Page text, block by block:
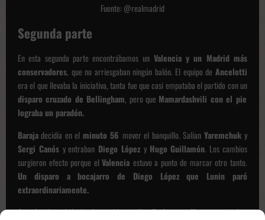
Fuente: @realmadrid
Segunda parte
En esta segunda parte encontrábamos unValencia y un Madrid más
conservadores, que no arriesgaban ningún balón. El equipo de Ancelotti
era el que llevaba la iniciativa, tanta fue que casi empataba el partido con un
disparo cruzado de Bellingham, pero que Mamardashvili con el pie
lograba un paradón.
Barajadecidía en el minuto 56 mover el banquillo. Salían Yaremchuky
Sergi Canós y entraban Diego López y Hugo Guillamón. Los cambios
surgieron efecto porque elValencia estuvo a punto de marcar otro tanto.
Un disparo a bocajarro de Diego López que Lunin paró
extraordinariamente.
Ancelottitambién hacía cambios, salíanRodrygoyKroosy entraban